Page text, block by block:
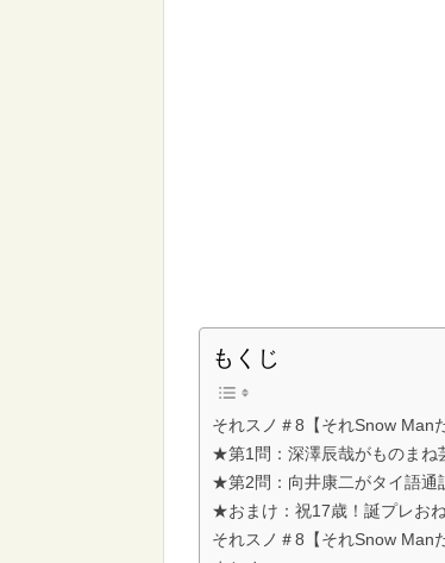
もくじ
それスノ＃8【それSnow Man
★第1問：深澤辰哉がものまね
★第2問：向井康二がタイ語通
★おまけ：祝17歳！誕プレお
それスノ＃8【それSnow Man